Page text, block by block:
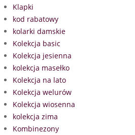
Klapki
kod rabatowy
kolarki damskie
Kolekcja basic
Kolekcja jesienna
kolekcja masełko
Kolekcja na lato
Kolekcja welurów
Kolekcja wiosenna
kolekcja zima
Kombinezony